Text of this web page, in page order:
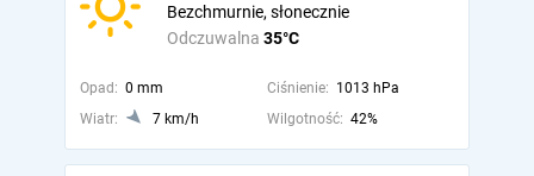
Odczuwalna 35°C
Bezchmurnie, słonecznie
Opad: 0 mm Ciśnienie: 1013 hPa
Wiatr:
7 km/h Wilgotność: 42%